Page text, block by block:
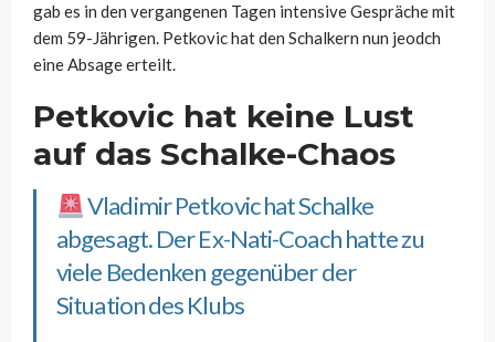
gab es in den vergangenen Tagen intensive Gespräche mit
dem 59-Jährigen. Petkovic hat den Schalkern nun jeodch
eine Absage erteilt.
Petkovic hat keine Lust
auf das Schalke-Chaos
Vladimir Petkovic hat Schalke
abgesagt. Der Ex-Nati-Coach hatte zu
viele Bedenken gegenüber der
Situation des Klubs